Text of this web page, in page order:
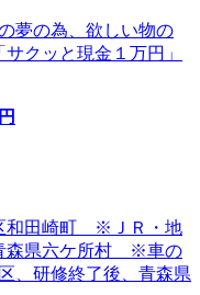
夢の為、欲しい物の
クッと現金１万円」
円
和田崎町 ※ＪＲ・地
森県六ケ所村 ※車の
研修終了後、青森県